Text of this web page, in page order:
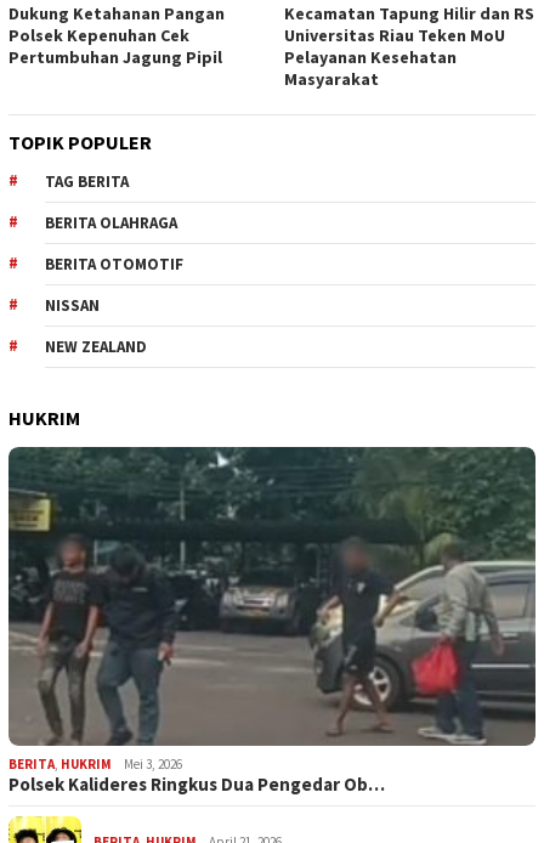
Dukung Ketahanan Pangan
Polsek Kepenuhan Cek
Pertumbuhan Jagung Pipil
Kecamatan Tapung Hilir dan RS
Universitas Riau Teken MoU
Pelayanan Kesehatan
Masyarakat
TOPIK POPULER
TAG BERITA
BERITA OLAHRAGA
BERITA OTOMOTIF
NISSAN
NEW ZEALAND
HUKRIM
BERITA HUKRIM Mei 3, 2026
Polsek Kalideres Ringkus Dua Pengedar Ob…